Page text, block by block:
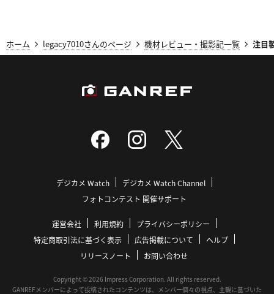
ホーム legacy7010さんのページ 機材レビュー・撮影記一覧 注目
デジカメ Watch
デジカメ Watch Channel
フォトコンテスト 開催サポート
運営会社 利用規約
プライバシーポリシー
特定商取引法に基づく表示
広告掲載について
ヘルプ
リリースノート
お問い合わせ
Copyright © 2026 Impress Corporation. All rights reserved.
GANREFメンバーによって投稿されたコンテンツは、メンバー個々の視点、主観に基づいた